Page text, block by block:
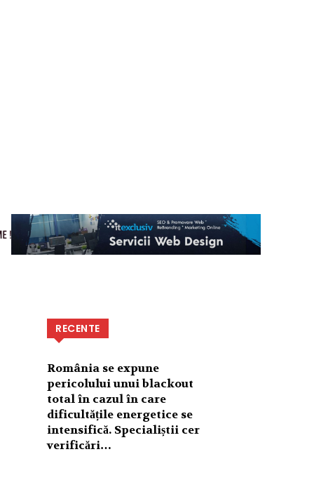
RECENTE
România se expune
pericolului unui blackout
total în cazul în care
dificultățile energetice se
intensifică. Specialiștii cer
verificări…